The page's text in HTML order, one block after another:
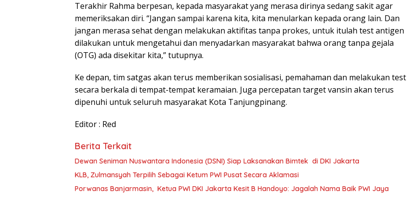
Terakhir Rahma berpesan, kepada masyarakat yang merasa dirinya sedang sakit agar
memeriksakan diri. “Jangan sampai karena kita, kita menularkan kepada orang lain. Dan
jangan merasa sehat dengan melakukan aktifitas tanpa prokes, untuk itulah test antigen
dilakukan untuk mengetahui dan menyadarkan masyarakat bahwa orang tanpa gejala
(OTG) ada disekitar kita,” tutupnya.
Ke depan, tim satgas akan terus memberikan sosialisasi, pemahaman dan melakukan test
secara berkala di tempat-tempat keramaian. Juga percepatan target vansin akan terus
dipenuhi untuk seluruh masyarakat Kota Tanjungpinang.
Editor : Red
Berita Terkait
Dewan Seniman Nuswantara Indonesia (DSNI) Siap Laksanakan Bimtek di DKI Jakarta
KLB, Zulmansyah Terpilih Sebagai Ketum PWI Pusat Secara Aklamasi
Porwanas Banjarmasin, Ketua PWI DKI Jakarta Kesit B Handoyo: Jagalah Nama Baik PWI Jaya